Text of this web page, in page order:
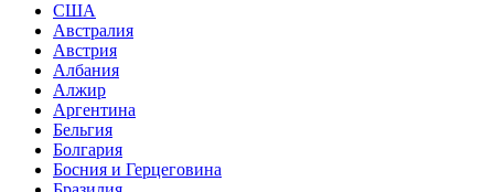
США
Австралия
Австрия
Албания
Алжир
Аргентина
Бельгия
Болгария
Босния и Герцеговина